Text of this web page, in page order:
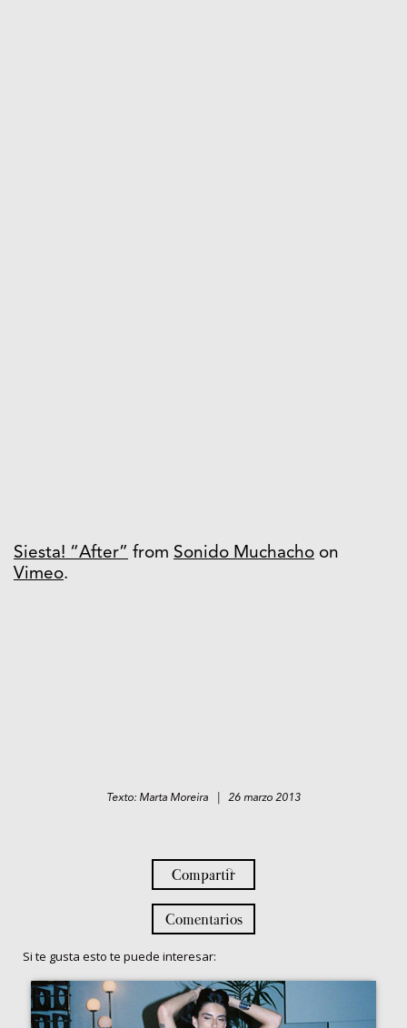
Siesta! “After” from Sonido Muchacho on
Vimeo.
Texto: Marta Moreira | 26 marzo 2013
Compartir
Comentarios
Si te gusta esto te puede interesar: